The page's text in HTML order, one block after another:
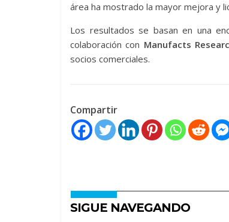
área ha mostrado la mayor mejora y
Los resultados se basan en una
colaboración con Manufacts
socios comerciales.
Compartir
SIGUE NAVEGANDO